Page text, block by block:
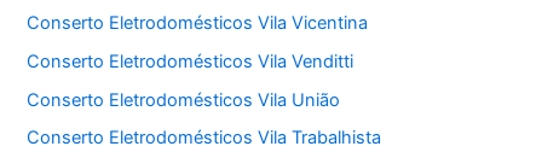
Conserto Eletrodomésticos Vila Vicentina
Conserto Eletrodomésticos Vila Venditti
Conserto Eletrodomésticos Vila União
Conserto Eletrodomésticos Vila Trabalhista